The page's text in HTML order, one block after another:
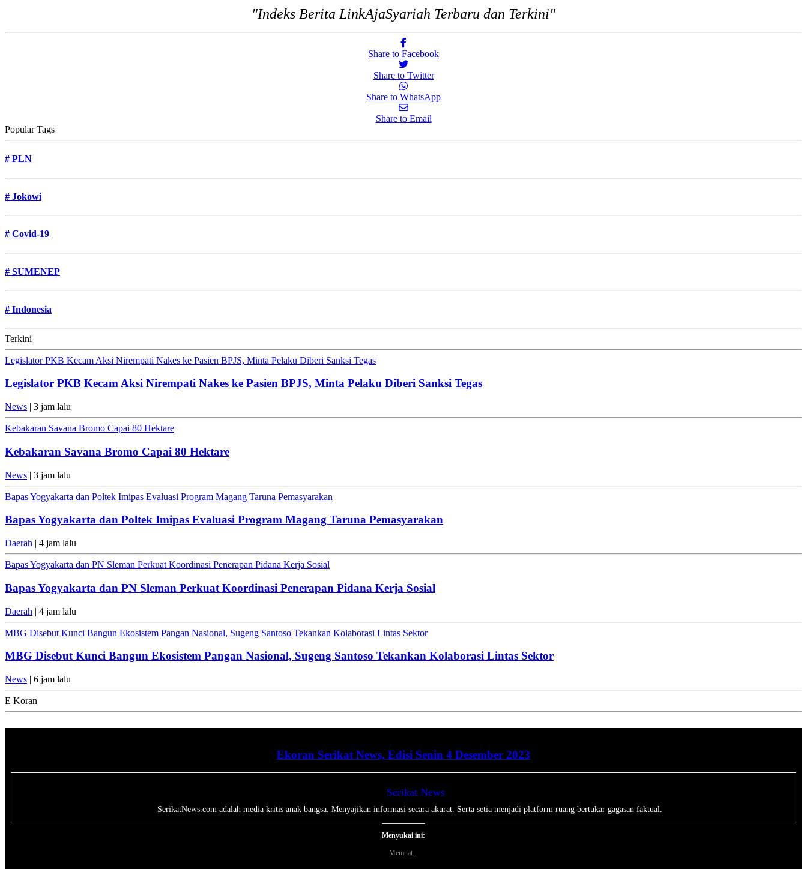
"Indeks Berita LinkAjaSyariah Terbaru dan Terkini"
Share to Facebook
Share to Twitter
Share to WhatsApp
Share to Email
Popular Tags
# PLN
# Jokowi
# Covid-19
# SUMENEP
# Indonesia
Terkini
Legislator PKB Kecam Aksi Nirempati Nakes ke Pasien BPJS, Minta Pelaku Diberi Sanksi Tegas
Legislator PKB Kecam Aksi Nirempati Nakes ke Pasien BPJS, Minta Pelaku Diberi Sanksi Tegas
News | 3 jam lalu
Kebakaran Savana Bromo Capai 80 Hektare
Kebakaran Savana Bromo Capai 80 Hektare
News | 3 jam lalu
Bapas Yogyakarta dan Poltek Imipas Evaluasi Program Magang Taruna Pemasyarakan
Bapas Yogyakarta dan Poltek Imipas Evaluasi Program Magang Taruna Pemasyarakan
Daerah | 4 jam lalu
Bapas Yogyakarta dan PN Sleman Perkuat Koordinasi Penerapan Pidana Kerja Sosial
Bapas Yogyakarta dan PN Sleman Perkuat Koordinasi Penerapan Pidana Kerja Sosial
Daerah | 4 jam lalu
MBG Disebut Kunci Bangun Ekosistem Pangan Nasional, Sugeng Santoso Tekankan Kolaborasi Lintas Sektor
MBG Disebut Kunci Bangun Ekosistem Pangan Nasional, Sugeng Santoso Tekankan Kolaborasi Lintas Sektor
News | 6 jam lalu
E Koran
Ekoran Serikat News, Edisi Senin 4 Desember 2023
Serikat News
SerikatNews.com adalah media kritis anak bangsa. Menyajikan informasi secara akurat. Serta setia menjadi platform ruang bertukar gagasan faktual.
Menyukai ini:
Memuat...